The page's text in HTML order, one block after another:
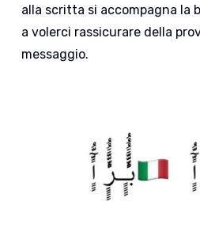
alla scritta si accompagna la
a volerci rassicurare della
messaggio.